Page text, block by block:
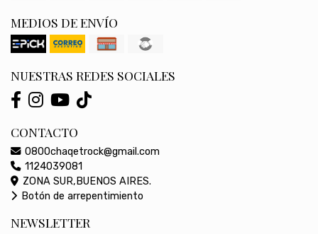
MEDIOS DE ENVÍO
NUESTRAS REDES SOCIALES
CONTACTO
0800chaqetrock@gmail.com
1124039081
ZONA SUR,BUENOS AIRES.
Botón de arrepentimiento
NEWSLETTER